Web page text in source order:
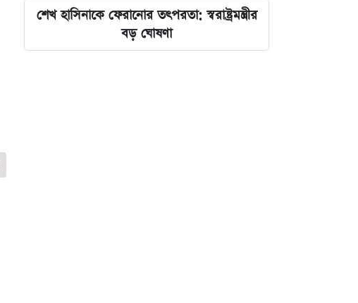
শেখ হাসিনাকে ফেরানোর তৎপরতা: স্বরাষ্ট্রমন্ত্রীর
বড় ঘোষণা